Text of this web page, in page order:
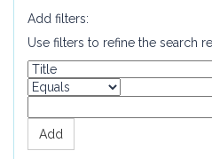
Add filters:
Use filters to refine the search